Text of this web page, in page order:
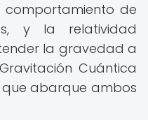
de
y la relatividad
la gravedad a
Cuántica
abarque ambos